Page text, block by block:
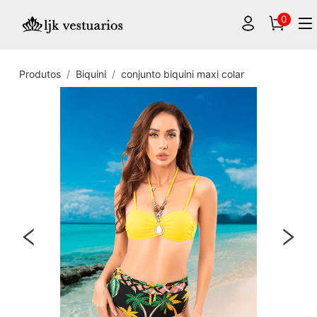
0
Produtos Biquini conjunto biquini maxi colar